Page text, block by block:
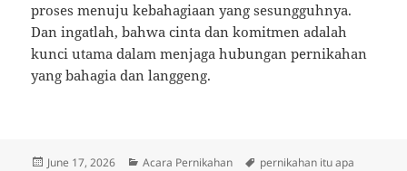
proses menuju kebahagiaan yang sesungguhnya.
Dan ingatlah, bahwa cinta dan komitmen adalah
kunci utama dalam menjaga hubungan pernikahan
yang bahagia dan langgeng.
Posted
June 17, 2026 Categories
Acara Pernikahan Tags
pernikahan itu apa